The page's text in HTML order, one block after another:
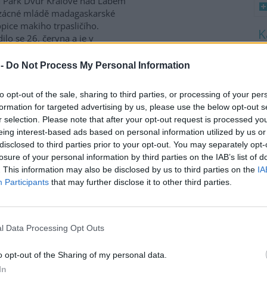
Do Not Process My Personal Information
opt-out of the sale, sharing to third parties, or processing of your
for targeted advertising by us, please use the below opt-out
selection. Please note that after your opt-out request is processed
interest-based ads based on personal information utilized by us
to third parties prior to your opt-out. You may separately
of your personal information by third parties on the IAB’s list of
This information may also be disclosed by us to third parties on the
Participants that may further disclose it to other third parties.
Data Processing Opt Outs
opt-out of the Sharing of my personal data.
mládě madagaskarské
makiho trpasličího.
se 26. června a je v
makie chovají. Zástupci
za pozoruhodný.
parku Saské
bouři je uzavřena část
parku Saské Švýcarsko.
dalších stromů,
agentura DPA s
V pátek při bouři
další lidé utrpěli zranění.
klid uprostřed ruchu